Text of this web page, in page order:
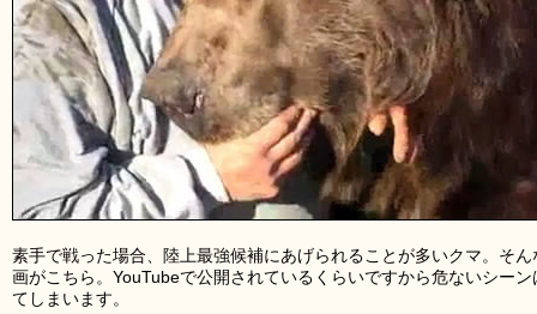
素手で戦った場合、陸上最強候補にあげられることが多いクマ。そ
画がこちら。YouTubeで公開されているくらいですから危ないシー
てしまいます。